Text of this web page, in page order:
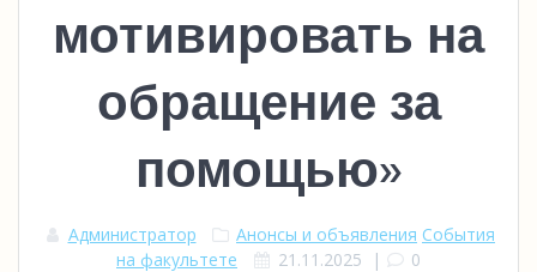
мотивировать на
обращение за
помощью»
Администратор Анонсы и объявления События
на факультете
21.11.2025 | 0